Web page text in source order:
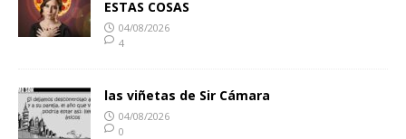
ESTAS COSAS
04/08/2026
4
las viñetas de Sir Cámara
04/08/2026
0